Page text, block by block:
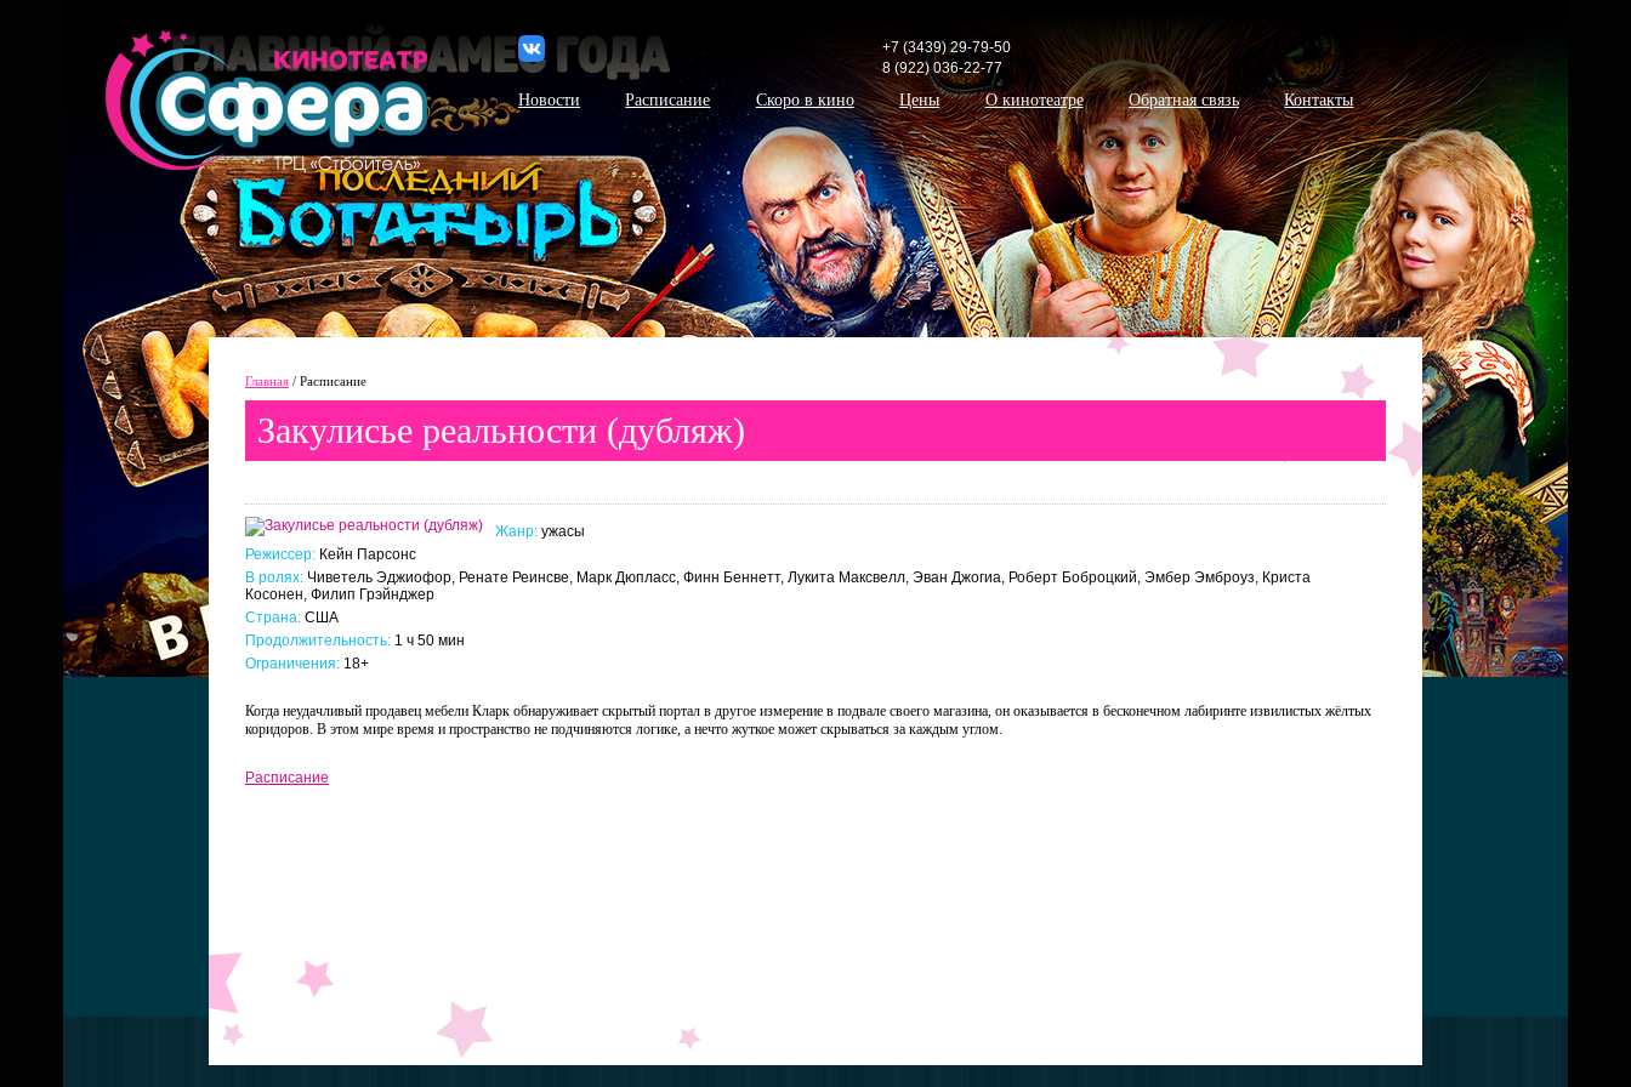
+7 (3439) 29-79-50
8 (922) 036-22-77
Новости Расписание Скоро в кино Цены О кинотеатре Обратная связь Контакты
Главная / Расписание
Закулисье реальности (дубляж)
Жанр: ужасы
Режиссер: Кейн Парсонс
В ролях: Чиветель Эджиофор, Ренате Реинсве, Марк Дюпласс, Финн Беннетт, Лукита Максвелл, Эван Джогиа, Роберт Боброцкий, Эмбер Эмброуз, Криста
Косонен, Филип Грэйнджер
Страна: США
Продолжительность: 1 ч 50 мин
Ограничения: 18+
Когда неудачливый продавец мебели Кларк обнаруживает скрытый портал в другое измерение в подвале своего магазина, он оказывается в бесконечном лабиринте извилистых жёлтых
коридоров. В этом мире время и пространство не подчиняются логике, а нечто жуткое может скрываться за каждым углом.
Расписание